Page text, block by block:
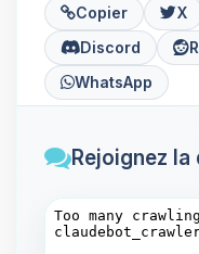
Copier X
Discord
WhatsApp
Rejoignez la